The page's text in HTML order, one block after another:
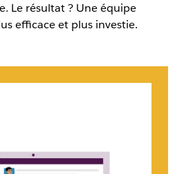
Le résultat ? Une équipe
efficace et plus investie.